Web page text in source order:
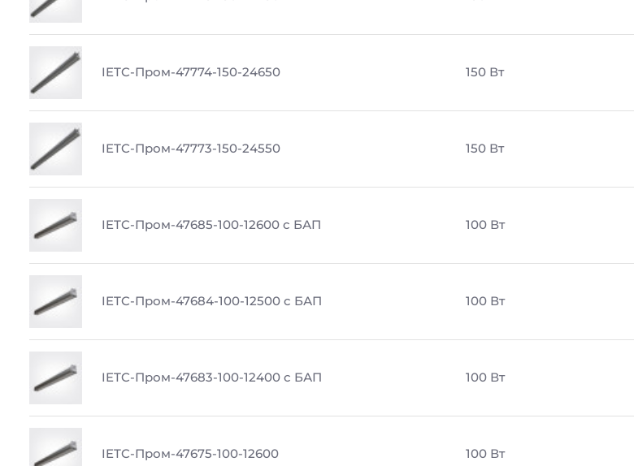
IETC-Пром-47774-150-24650 150 Вт
IETC-Пром-47773-150-24550 150 Вт
IETC-Пром-47685-100-12600 c БАП 100 Вт
IETC-Пром-47684-100-12500 c БАП 100 Вт
IETC-Пром-47683-100-12400 c БАП 100 Вт
IETC-Пром-47675-100-12600 100 Вт